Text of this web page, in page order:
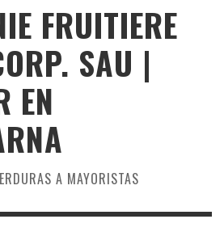
FRUITIERE
SAU |
EN
A MAYORISTAS